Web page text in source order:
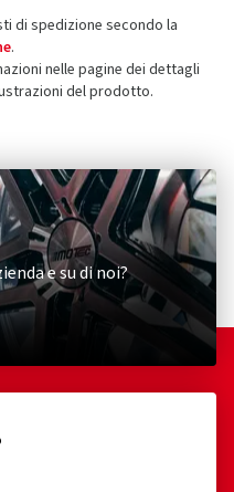
di spedizione secondo la
.
nelle pagine dei dettagli
del prodotto.
e su di noi?